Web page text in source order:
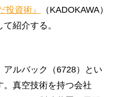
投資術』
（KADOKAWA）
紹介する。
ルバック（6728）とい
。真空技術を持つ会社